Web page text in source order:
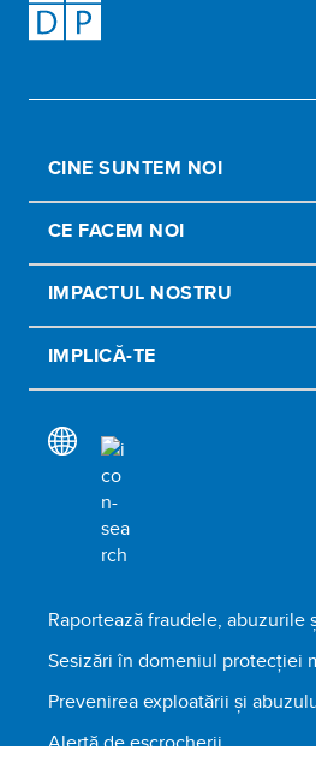
CINE SUNTEM NOI
CE FACEM NOI
IMPACTUL NOSTRU
IMPLICĂ-TE
Raportează fraudele, abuzurile
Sesizări în domeniul protecției
Prevenirea exploatării și
Alertă de escrocherii